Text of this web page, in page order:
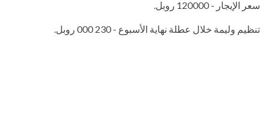
سعر الإيجار - 120000 روبل.
تنظيم وليمة خلال عطلة نهاية الأسبوع - 230 000 روبل.